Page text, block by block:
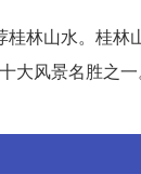
林山水。桂林
大风景名胜之